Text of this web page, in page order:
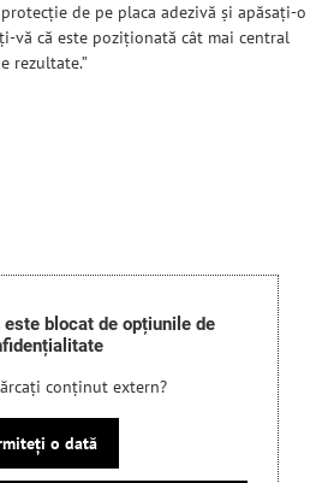
de pe placa adezivă și apăsați-o
vă că este poziționată cât mai central
rezultate.”
blocat de opțiunile de
conținut extern?
o dată